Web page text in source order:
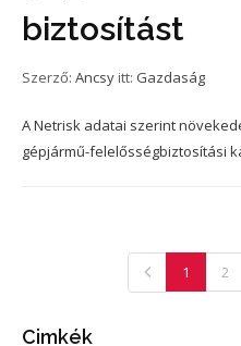
biztosítást
Szerző: Ancsy itt: Gazdaság
A Netrisk adatai szerint
gépjármű-felelősségbiztosítási
1 2
Cimkék